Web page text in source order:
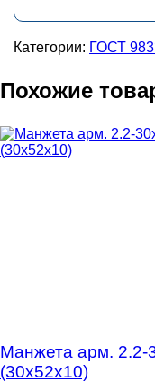
Категории: ГОСТ
Похожие
Манжета арм. 2.2-
(30х52х10)